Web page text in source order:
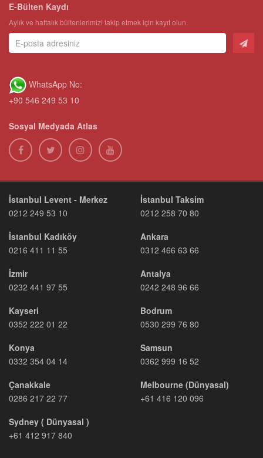
E-Bülten Kaydı
Aylık ve haftalık bültenlerimizi takip etmek için kayıt olun.
WhatsApp No:
+90 546 249 53 10
Sosyal Medyada Atlas
İstanbul Levent - Merkez
0212 249 53 10
İstanbul Taksim
0212 258 70 80
İstanbul Kadıköy
0216 411 11 55
Ankara
0312 466 63 66
İzmir
0232 441 97 55
Antalya
0242 248 96 66
Kayseri
0352 222 01 22
Bodrum
0530 299 76 80
Konya
0332 354 04 14
Samsun
0362 999 16 52
Çanakkale
0286 217 22 77
Melbourne (Dünyasal)
+61 416 120 096
Sydney ( Dünyasal )
+61 412 917 840